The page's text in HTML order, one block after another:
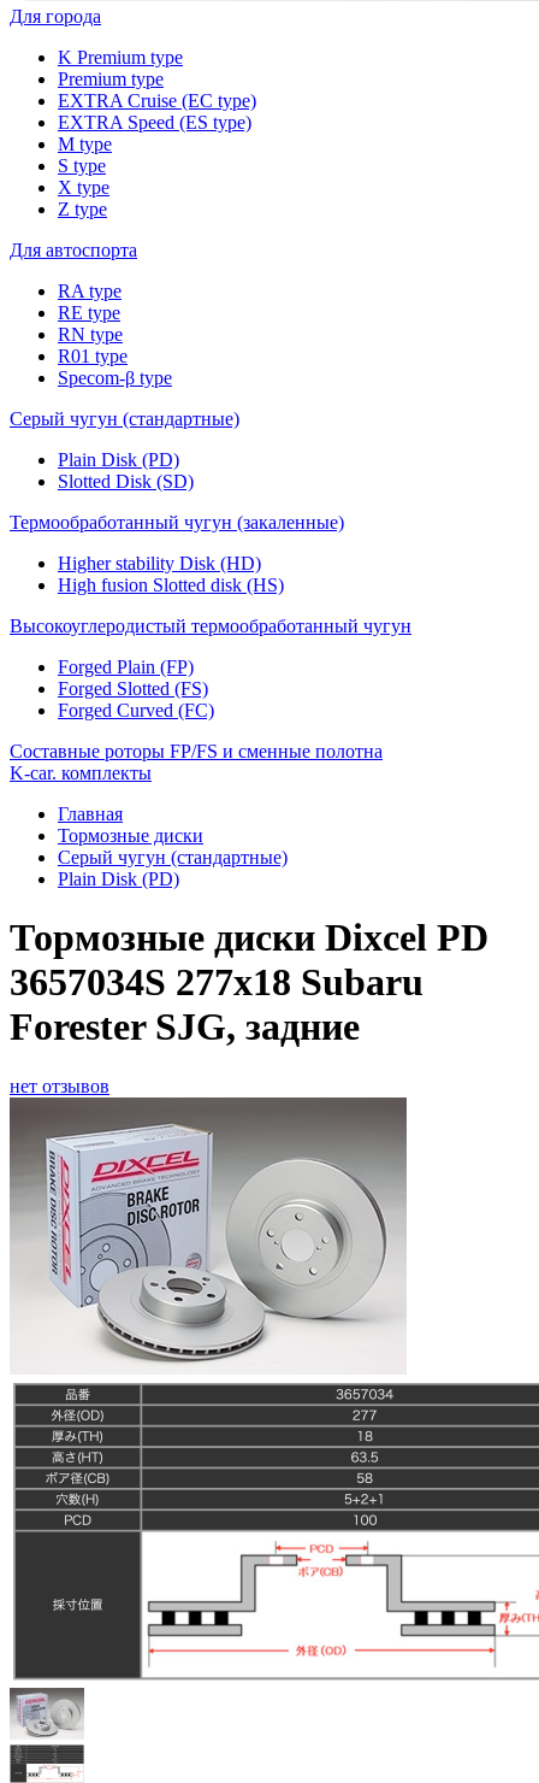
Для города
K Premium type
Premium type
EXTRA Cruise (EC type)
EXTRA Speed (ES type)
M type
S type
X type
Z type
Для автоспорта
RA type
RE type
RN type
R01 type
Specom-β type
Серый чугун (стандартные)
Plain Disk (PD)
Slotted Disk (SD)
Термообработанный чугун (закаленные)
Higher stability Disk (HD)
High fusion Slotted disk (HS)
Высокоуглеродистый термообработанный чугун
Forged Plain (FP)
Forged Slotted (FS)
Forged Curved (FC)
Составные роторы FP/FS и сменные полотна
K-car. комплекты
Главная
Тормозные диски
Серый чугун (стандартные)
Plain Disk (PD)
Тормозные диски Dixcel PD
3657034S 277х18 Subaru
Forester SJG, задние
нет отзывов